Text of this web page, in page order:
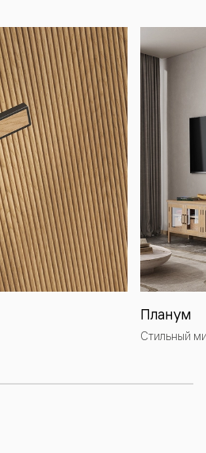
Планум
Стильный